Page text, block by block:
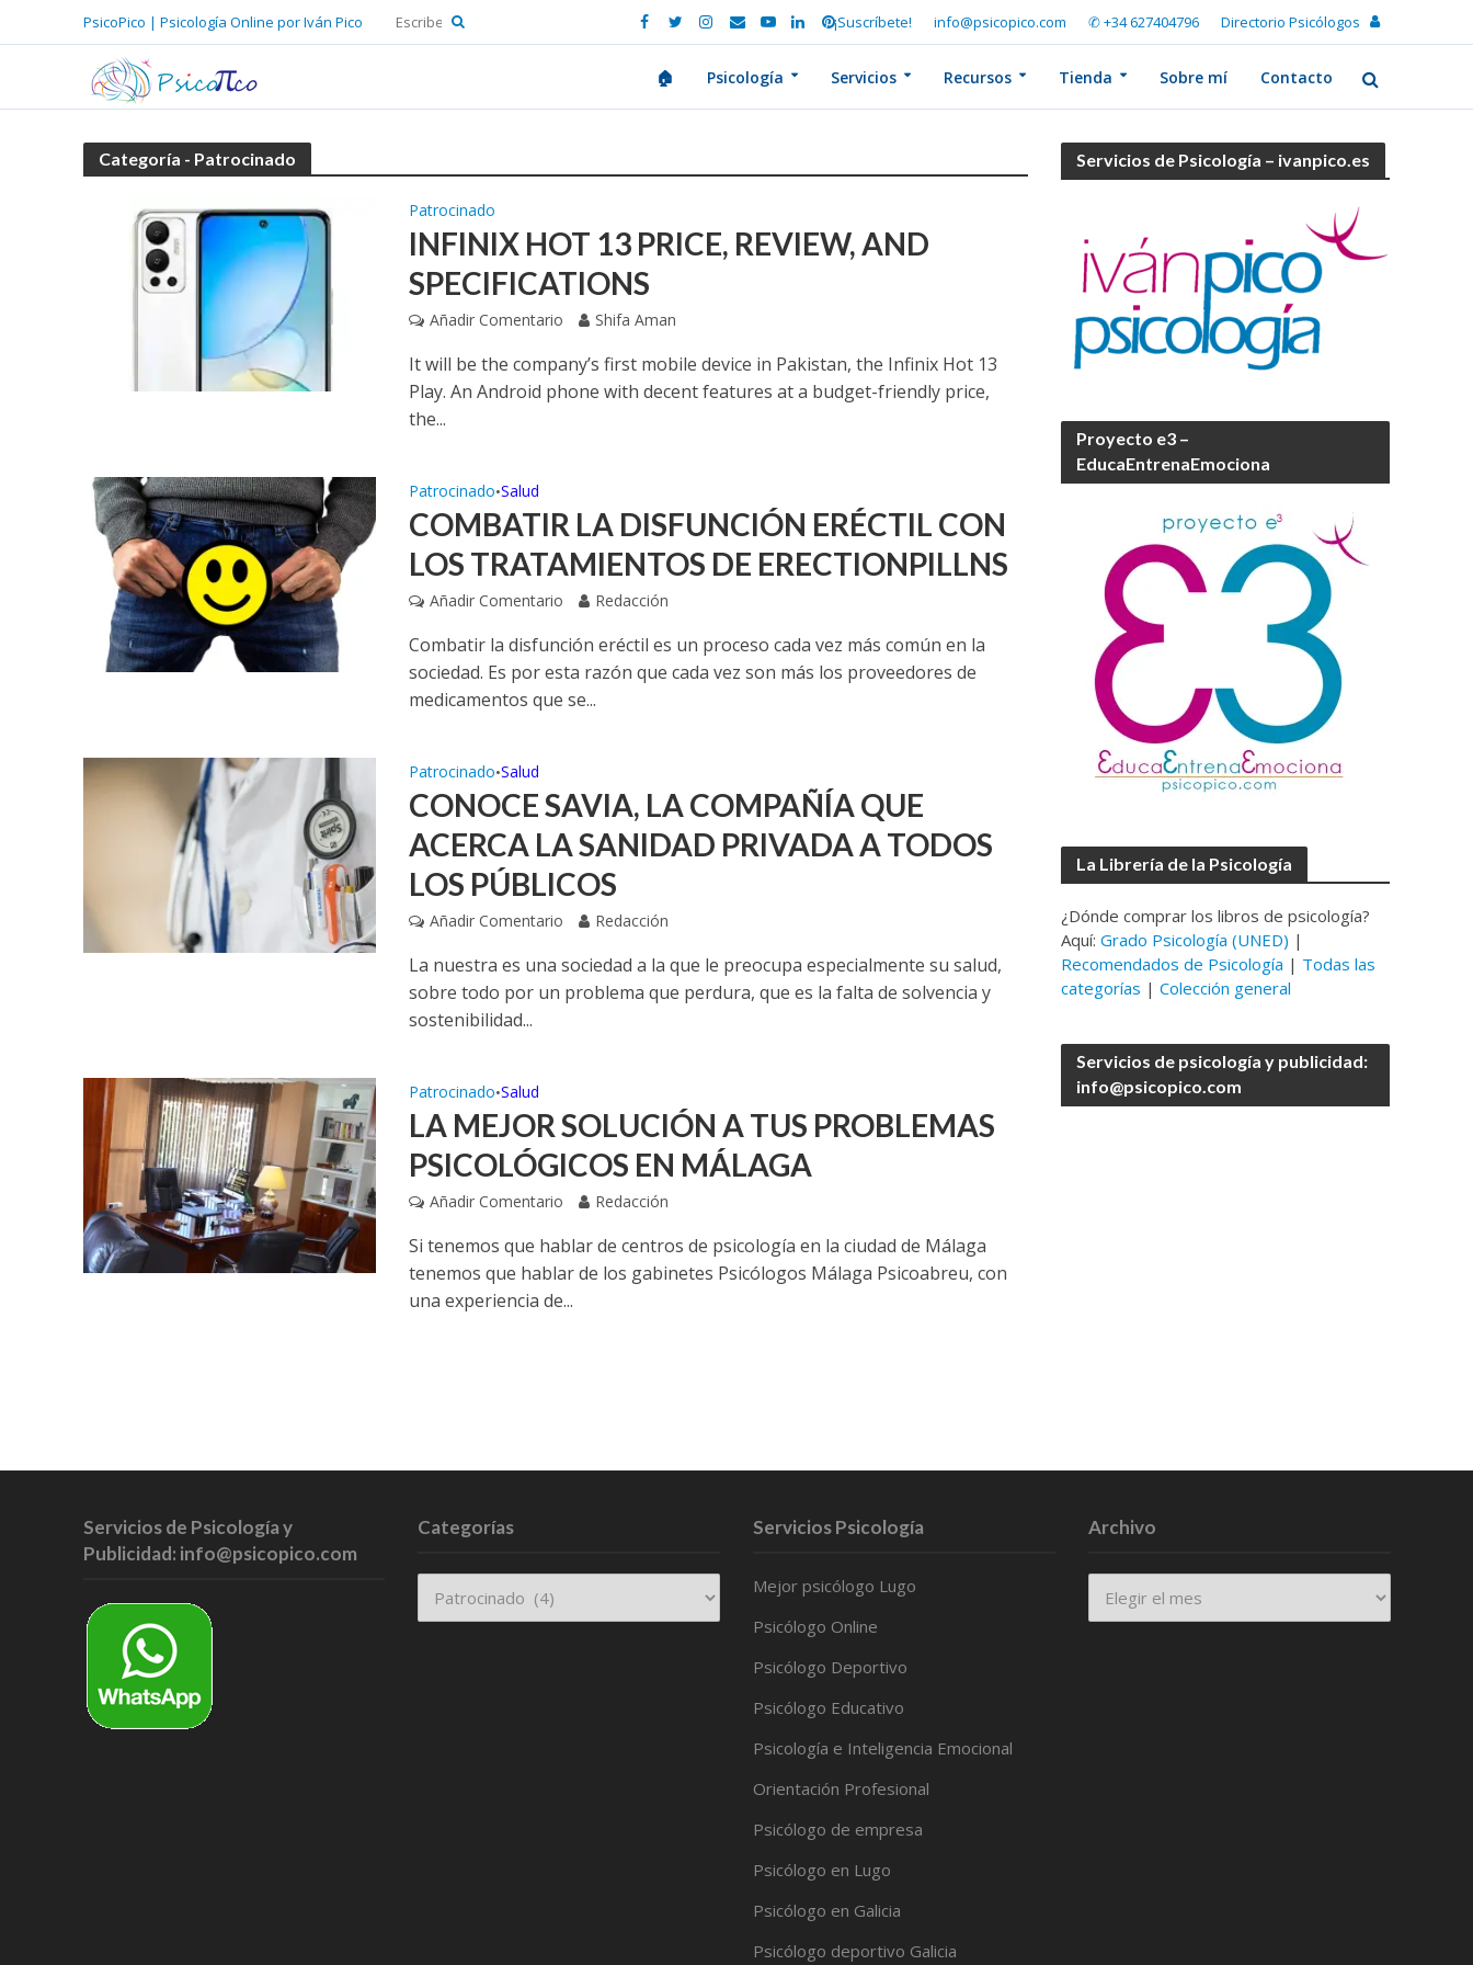
PsicoPico | Psicología Online por Iván Pico ¡Suscríbete! info@psicopico.com ✆ +34 627404796 Directorio Psicólogos
🏠 Psicología Servicios Recursos Tienda Sobre mí Contacto
Categoría - Patrocinado
Patrocinado
INFINIX HOT 13 PRICE, REVIEW, AND
SPECIFICATIONS
Añadir Comentario Shifa Aman
It will be the company’s first mobile device in Pakistan, the Infinix Hot 13
Play. An Android phone with decent features at a budget-friendly price,
the...
Patrocinado•Salud
COMBATIR LA DISFUNCIÓN ERÉCTIL CON
LOS TRATAMIENTOS DE ERECTIONPILLNS
Añadir Comentario Redacción
Combatir la disfunción eréctil es un proceso cada vez más común en la
sociedad. Es por esta razón que cada vez son más los proveedores de
medicamentos que se...
Patrocinado•Salud
CONOCE SAVIA, LA COMPAÑÍA QUE
ACERCA LA SANIDAD PRIVADA A TODOS
LOS PÚBLICOS
Añadir Comentario Redacción
La nuestra es una sociedad a la que le preocupa especialmente su salud,
sobre todo por un problema que perdura, que es la falta de solvencia y
sostenibilidad...
Patrocinado•Salud
LA MEJOR SOLUCIÓN A TUS PROBLEMAS
PSICOLÓGICOS EN MÁLAGA
Añadir Comentario Redacción
Si tenemos que hablar de centros de psicología en la ciudad de Málaga
tenemos que hablar de los gabinetes Psicólogos Málaga Psicoabreu, con
una experiencia de...
Servicios de Psicología – ivanpico.es
Proyecto e3 –
EducaEntrenaEmociona
La Librería de la Psicología
¿Dónde comprar los libros de psicología?
Aquí:Grado Psicología (UNED) |
Recomendados de Psicología | Todas las
categorías |Colección general
Servicios de psicología y publicidad:
info@psicopico.com
Servicios de Psicología y
Publicidad: info@psicopico.com
Categorías Servicios Psicología
Mejor psicólogo Lugo
Psicólogo Online
Psicólogo Deportivo
Psicólogo Educativo
Psicología e Inteligencia Emocional
Orientación Profesional
Psicólogo de empresa
Psicólogo en Lugo
Psicólogo en Galicia
Psicólogo deportivo Galicia
Archivo